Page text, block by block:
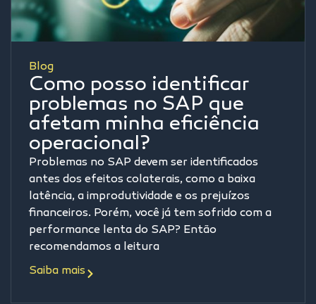
Blog
Como posso identificar
problemas no SAP que
afetam minha eficiência
operacional?
Problemas no SAP devem ser identificados
antes dos efeitos colaterais, como a baixa
latência, a improdutividade e os prejuízos
financeiros. Porém, você já tem sofrido com a
performance lenta do SAP? Então
recomendamos a leitura
Saiba mais